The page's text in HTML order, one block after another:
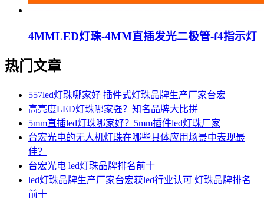
4MMLED灯珠-4MM直插发光二极管-f4指示灯
热门文章
557led灯珠哪家好 插件式灯珠品牌生产厂家台宏
高亮度LED灯珠哪家强？知名品牌大比拼
5mm直插led灯珠哪家好？5mm插件led灯珠厂家
台宏光电的无人机灯珠在哪些具体应用场景中表现最
佳？
台宏光电 led灯珠品牌排名前十
led灯珠品牌生产厂家台宏获led行业认可 灯珠品牌排名
前十